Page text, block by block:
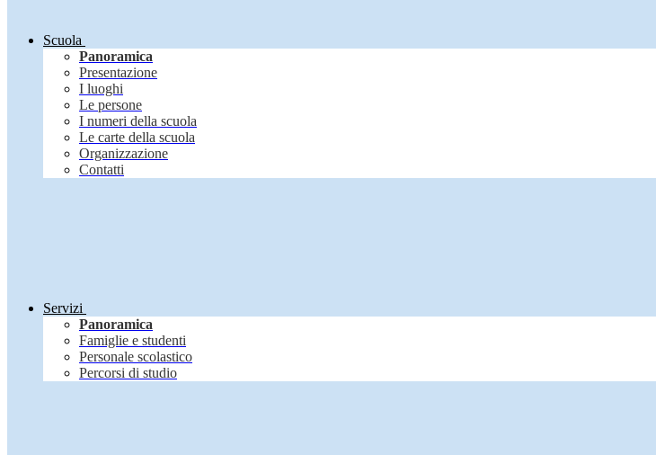
Scuola
Panoramica
Presentazione
I luoghi
Le persone
I numeri della scuola
Le carte della scuola
Organizzazione
Contatti
Servizi
Panoramica
Famiglie e studenti
Personale scolastico
Percorsi di studio